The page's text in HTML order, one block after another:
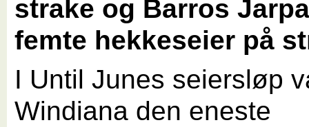
strake og Barros
femte hekkeseier på
I Until Junes seiersløp
Windiana den eneste